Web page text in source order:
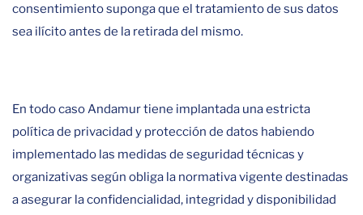
consentimiento suponga que el tratamiento de sus datos
sea ilícito antes de la retirada del mismo.
En todo caso Andamur tiene implantada una estricta
política de privacidad y protección de datos habiendo
implementado las medidas de seguridad técnicas y
organizativas según obliga la normativa vigente destinadas
a asegurar la confidencialidad, integridad y disponibilidad